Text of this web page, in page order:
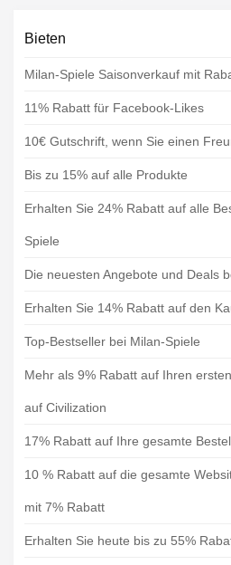
Bieten
Milan-Spiele Saisonverkauf mit
11% Rabatt für Facebook-Likes
10€ Gutschrift, wenn Sie einen
Bis zu 15% auf alle Produkte
Erhalten Sie 24% Rabatt auf alle
Spiele
Die neuesten Angebote und Deals
Erhalten Sie 14% Rabatt auf den
Top-Bestseller bei Milan-Spiele
Mehr als 9% Rabatt auf Ihren
auf Civilization
17% Rabatt auf Ihre gesamte
10 % Rabatt auf die gesamte
mit 7% Rabatt
Erhalten Sie heute bis zu 55%